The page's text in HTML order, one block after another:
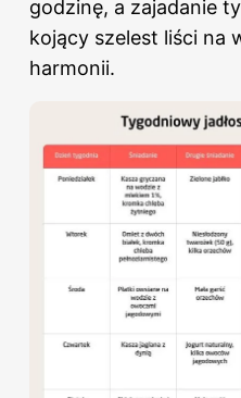
godzinę, a zajadanie
kojący szelest liści na
harmonii.